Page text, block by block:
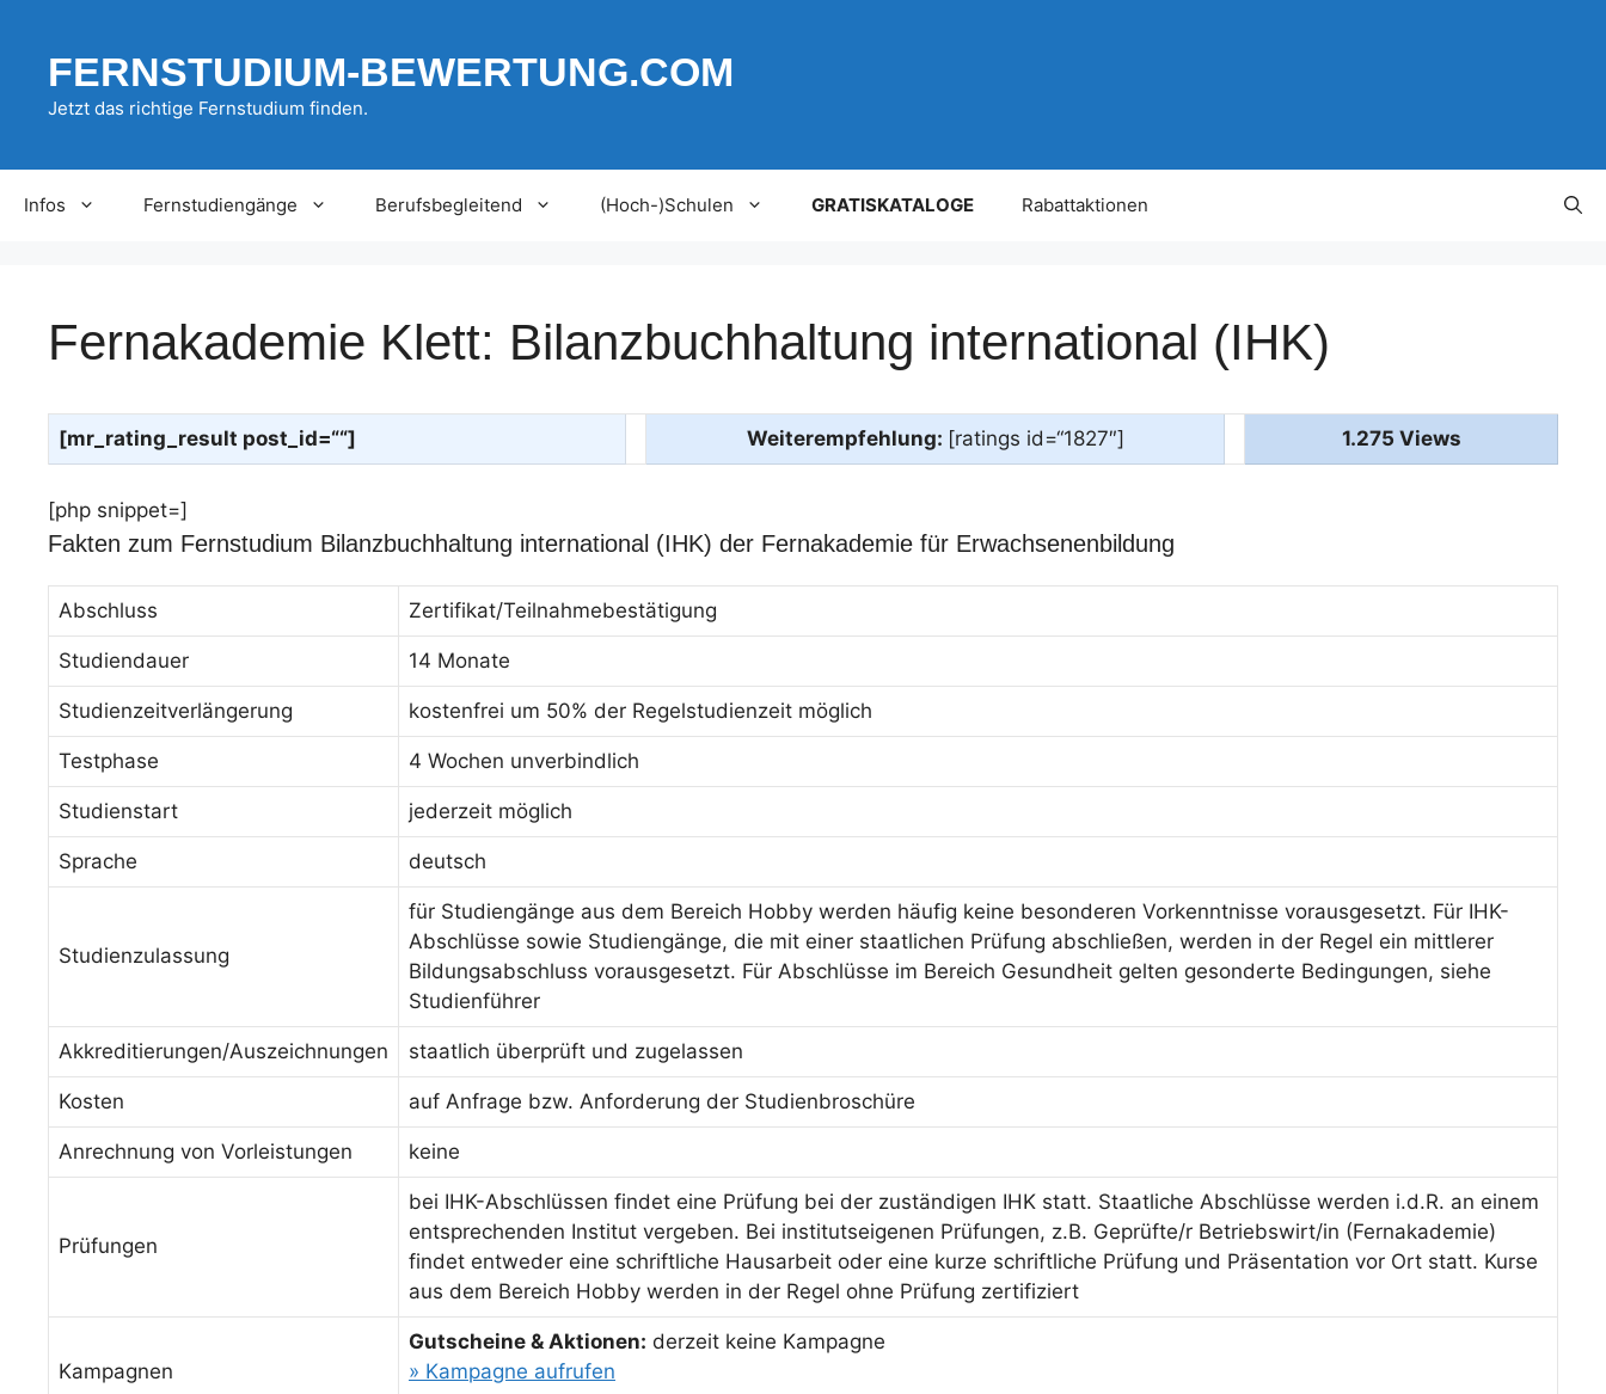
springenFERNSTUDIUM-BEWERTUNG.COM
Jetzt das richtige Fernstudium finden.
Infos Fernstudiengänge Berufsbegleitend (Hoch-)Schulen GRATISKATALOGE Rabattaktionen
Fernakademie Klett: Bilanzbuchhaltung international (IHK)
[mr_rating_result post_id=““] Weiterempfehlung: [ratings id=“1827″] 1.275 Views
[php snippet=]
Fakten zum Fernstudium Bilanzbuchhaltung international (IHK) der Fernakademie für Erwachsenenbildung
Abschluss Zertifikat/Teilnahmebestätigung
Studiendauer 14 Monate
Studienzeitverlängerung kostenfrei um 50% der Regelstudienzeit möglich
Testphase 4 Wochen unverbindlich
Studienstart jederzeit möglich
Sprache deutsch
Studienzulassung
für Studiengänge aus dem Bereich Hobby werden häufig keine besonderen Vorkenntnisse vorausgesetzt. Für IHK-
Abschlüsse sowie Studiengänge, die mit einer staatlichen Prüfung abschließen, werden in der Regel ein mittlerer
Bildungsabschluss vorausgesetzt. Für Abschlüsse im Bereich Gesundheit gelten gesonderte Bedingungen, siehe
Studienführer
Akkreditierungen/Auszeichnungen staatlich überprüft und zugelassen
Kosten auf Anfrage bzw. Anforderung der Studienbroschüre
Anrechnung von Vorleistungen keine
Prüfungen
bei IHK-Abschlüssen findet eine Prüfung bei der zuständigen IHK statt. Staatliche Abschlüsse werden i.d.R. an einem
entsprechenden Institut vergeben. Bei institutseigenen Prüfungen, z.B. Geprüfte/r Betriebswirt/in (Fernakademie)
findet entweder eine schriftliche Hausarbeit oder eine kurze schriftliche Prüfung und Präsentation vor Ort statt. Kurse
aus dem Bereich Hobby werden in der Regel ohne Prüfung zertifiziert
Kampagnen
Gutscheine & Aktionen: derzeit keine Kampagne
» Kampagne aufrufen